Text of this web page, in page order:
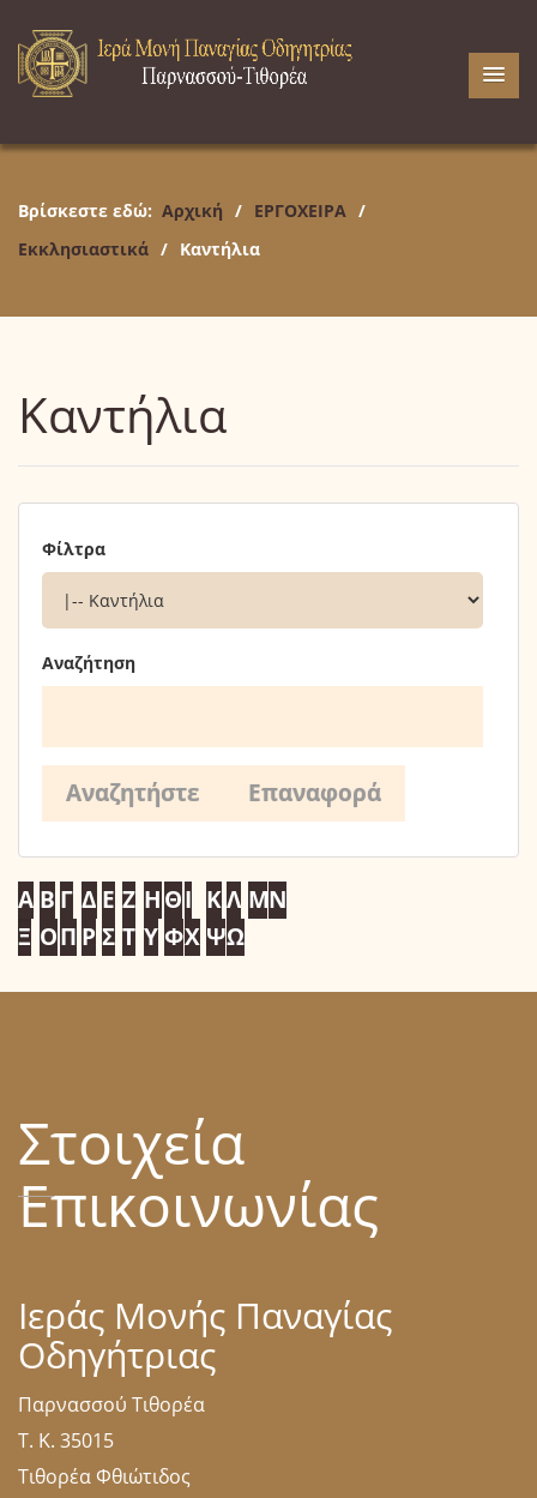
Βρίσκεστε εδώ: Αρχική / ΕΡΓΟΧΕΙΡΑ /
Εκκλησιαστικά / Καντήλια
Καντήλια
Φίλτρα
Αναζήτηση
Α Β Γ Δ Ε Ζ ΗΘΙ ΚΛ ΜΝ
Ξ ΟΠ Ρ Σ Τ Υ ΦΧ ΨΩ
Στοιχεία
Επικοινωνίας
Ιεράς Μονής Παναγίας
Οδηγήτριας
Παρνασσού Τιθορέα
Τ. Κ. 35015
Τιθορέα Φθιώτιδος